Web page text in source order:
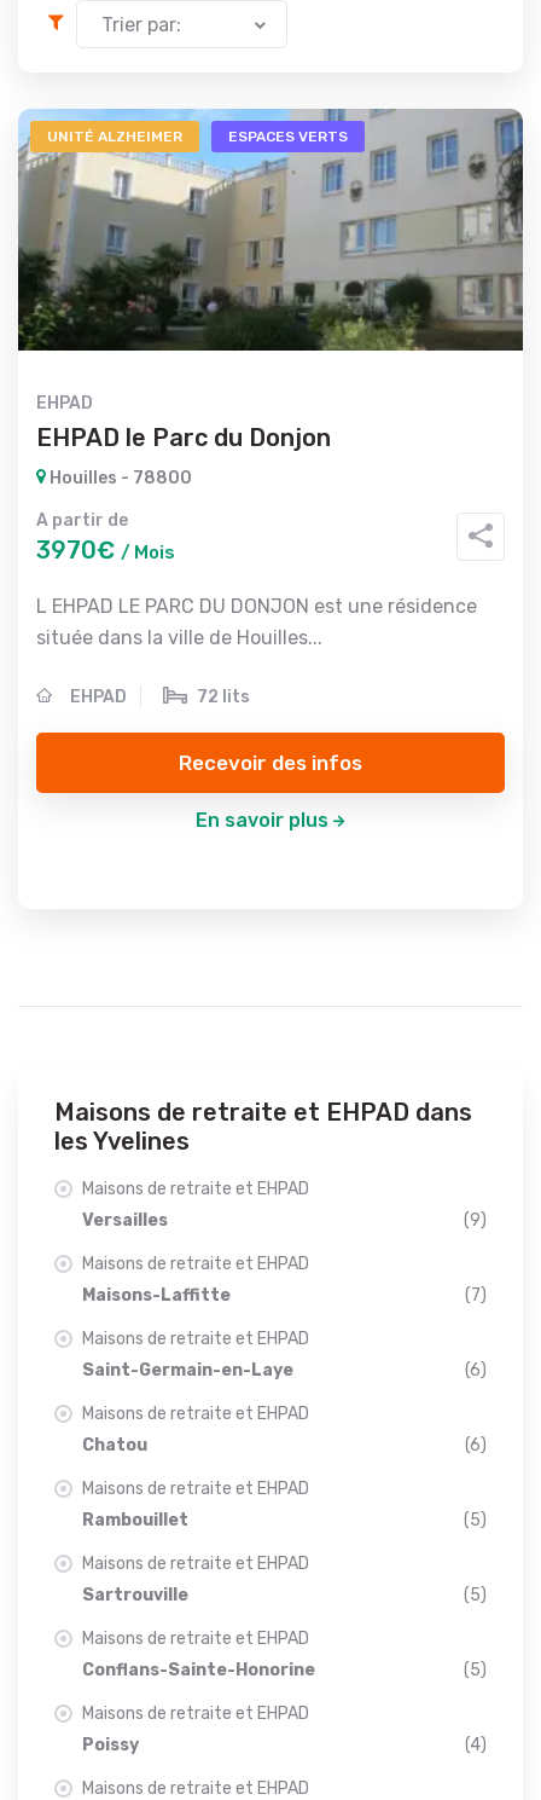
Trier par:
UNITÉ ALZHEIMER ESPACES VERTS
EHPAD
EHPAD le Parc du Donjon
Houilles - 78800
A partir de
3970€ / Mois
L EHPAD LE PARC DU DONJON est une résidence
située dans la ville de Houilles...
EHPAD 72 lits
Recevoir des infos
En savoir plus
Maisons de retraite et EHPAD dans
les Yvelines
Maisons de retraite et EHPAD
Versailles
(9)
Maisons de retraite et EHPAD
Maisons-Laffitte
(7)
Maisons de retraite et EHPAD
Saint-Germain-en-Laye
(6)
Maisons de retraite et EHPAD
Chatou
(6)
Maisons de retraite et EHPAD
Rambouillet
(5)
Maisons de retraite et EHPAD
Sartrouville
(5)
Maisons de retraite et EHPAD
Conflans-Sainte-Honorine
(5)
Maisons de retraite et EHPAD
Poissy
(4)
Maisons de retraite et EHPAD